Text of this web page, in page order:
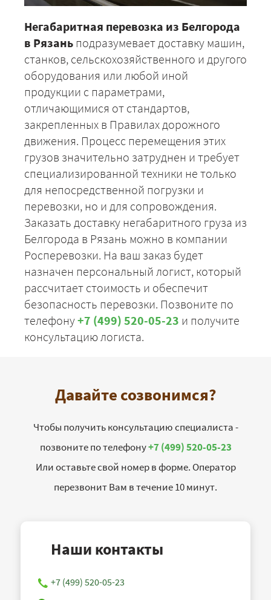
Негабаритная перевозка из Белгорода
в Рязань подразумевает доставку машин,
станков, сельскохозяйственного и другого
оборудования или любой иной
продукции с параметрами,
отличающимися от стандартов,
закрепленных в Правилах дорожного
движения. Процесс перемещения этих
грузов значительно затруднен и требует
специализированной техники не только
для непосредственной погрузки и
перевозки, но и для сопровождения.
Заказать доставку негабаритного груза из
Белгорода в Рязань можно в компании
Росперевозки. На ваш заказ будет
назначен персональный логист, который
рассчитает стоимость и обеспечит
безопасность перевозки. Позвоните по
телефону+7 (499) 520-05-23 и получите
консультацию логиста.
Давайте созвонимся?
Чтобы получить консультацию специалиста -
позвоните по телефону+7 (499) 520-05-23
Или оставьте свой номер в форме. Оператор
перезвонит Вам в течение 10 минут.
Наши контакты
+7 (499) 520-05-23